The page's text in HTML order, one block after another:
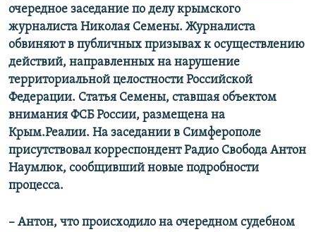
очередное заседание по делу крымского
журналиста Николая Семены. Журналиста
обвиняют в публичных призывах к осуществлению
действий, направленных на нарушение
территориальной целостности Российской
Федерации. Статья Семены, ставшая объектом
внимания ФСБ России, размещена на
Крым.Реалии. На заседании в Симферополе
присутствовал корреспондент Радио Свобода Антон
Наумлюк, сообщивший новые подробности
процесса.
– Антон, что происходило на очередном судебном